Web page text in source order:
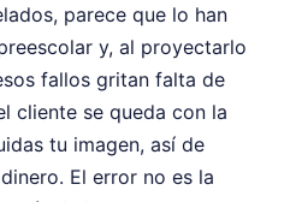
parece que lo han
y, al proyectarlo
fallos gritan falta de
cliente se queda con la
tu imagen, así de
El error no es la